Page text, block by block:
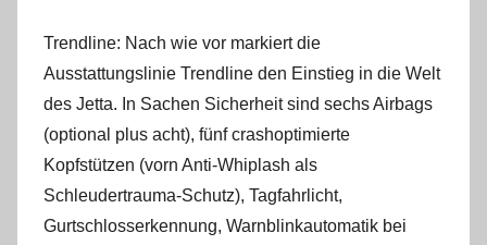
Trendline: Nach wie vor markiert die
Ausstattungslinie Trendline den Einstieg in die Welt
des Jetta. In Sachen Sicherheit sind sechs Airbags
(optional plus acht), fünf crashoptimierte
Kopfstützen (vorn Anti-Whiplash als
Schleudertrauma-Schutz), Tagfahrlicht,
Gurtschlosserkennung, Warnblinkautomatik bei